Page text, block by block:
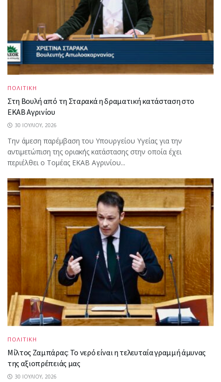
ΠΟΛΙΤΙΚΗ
Στη Βουλή από τη Σταρακά η δραματική κατάσταση στο
ΕΚΑΒ Αγρινίου
30 ΙΟΥΛΊΟΥ, 2026
Την άμεση παρέμβαση του Υπουργείου Υγείας για την
αντιμετώπιση της οριακής κατάστασης στην οποία έχει
περιέλθει ο Τομέας ΕΚΑΒ Αγρινίου...
ΠΟΛΙΤΙΚΗ
Μίλτος Ζαμπάρας: Το νερό είναι η τελευταία γραμμή άμυνας
της αξιοπρέπειάς μας
30 ΙΟΥΛΊΟΥ, 2026